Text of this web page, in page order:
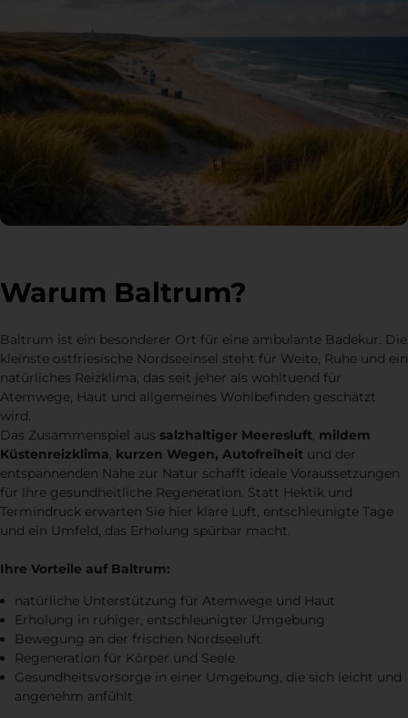
Warum Baltrum?
Baltrum ist ein besonderer Ort für eine ambulante Badekur. Die
kleinste ostfriesische Nordseeinsel steht für Weite, Ruhe und ein
natürliches Reizklima, das seit jeher als wohltuend für
Atemwege, Haut und allgemeines Wohlbefinden geschätzt
wird.
Das Zusammenspiel aus salzhaltiger Meeresluft, mildem
Küstenreizklima, kurzen Wegen, Autofreiheit und der
entspannenden Nähe zur Natur schafft ideale Voraussetzungen
für Ihre gesundheitliche Regeneration. Statt Hektik und
Termindruck erwarten Sie hier klare Luft, entschleunigte Tage
und ein Umfeld, das Erholung spürbar macht.
Ihre Vorteile auf Baltrum:
natürliche Unterstützung für Atemwege und Haut
Erholung in ruhiger, entschleunigter Umgebung
Bewegung an der frischen Nordseeluft
Regeneration für Körper und Seele
Gesundheitsvorsorge in einer Umgebung, die sich leicht und
angenehm anfühlt